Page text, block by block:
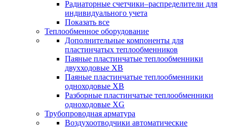
Радиаторные счетчики–распределители для
индивидуального учета
Показать все
Теплообменное оборудование
Дополнительные компоненты для
пластинчатых теплообменников
Паяные пластинчатые теплообменники
двухходовые XB
Паяные пластинчатые теплообменники
одноходовые ХВ
Разборные пластинчатые теплообменники
одноходовые ХG
Трубопроводная арматура
Воздухоотводчики автоматические